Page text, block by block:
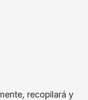
recopilará y